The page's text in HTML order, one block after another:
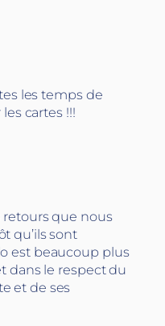
les temps de
cartes !!!
retours que nous
qu’ils sont
est beaucoup plus
dans le respect du
et de ses